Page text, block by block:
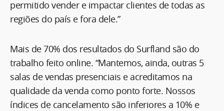
permitido vender e impactar clientes de todas as
regiões do país e fora dele.”
Mais de 70% dos resultados do Surfland são do
trabalho feito online. “Mantemos, ainda, outras 5
salas de vendas presenciais e acreditamos na
qualidade da venda como ponto forte. Nossos
índices de cancelamento são inferiores a 10% e